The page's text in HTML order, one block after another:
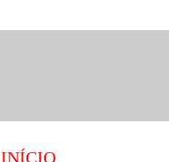
INÍCIO